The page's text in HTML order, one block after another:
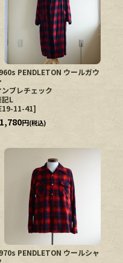
PENDLETON ウールガウ
ンブレチェック
記L
11-41]
円(税込)
PENDLETON ウールシャ